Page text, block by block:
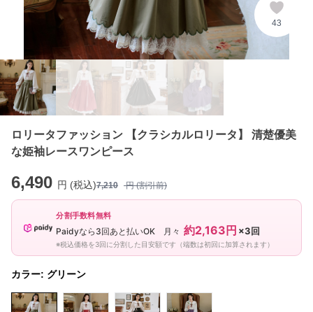
43
ロリータファッション 【クラシカルロリータ】 清楚優美
な姫袖レースワンピース
6,490 円 (税込)7,210 円 (割引前)
分割手数料無料
Paidyなら3回あと払いOK 月々 約2,163円 ×3回
※税込価格を3回に分割した目安額です（端数は初回に加算されます）
カラー: グリーン